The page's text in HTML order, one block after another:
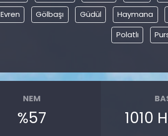
Evren
Gölbaşı Güdül Haymana
Polatlı
NEM
%57 1010